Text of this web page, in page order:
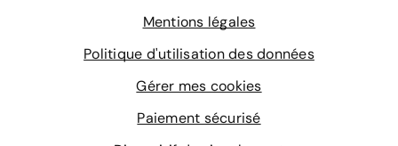
Mentions légales
Politique d'utilisation des données
Gérer mes cookies
Paiement sécurisé